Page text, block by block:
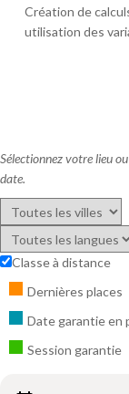
Création de
utilisation des
Sélectionnez votre lieu
date.
Classe à distance
Dernières places
Date garantie en
Session garantie